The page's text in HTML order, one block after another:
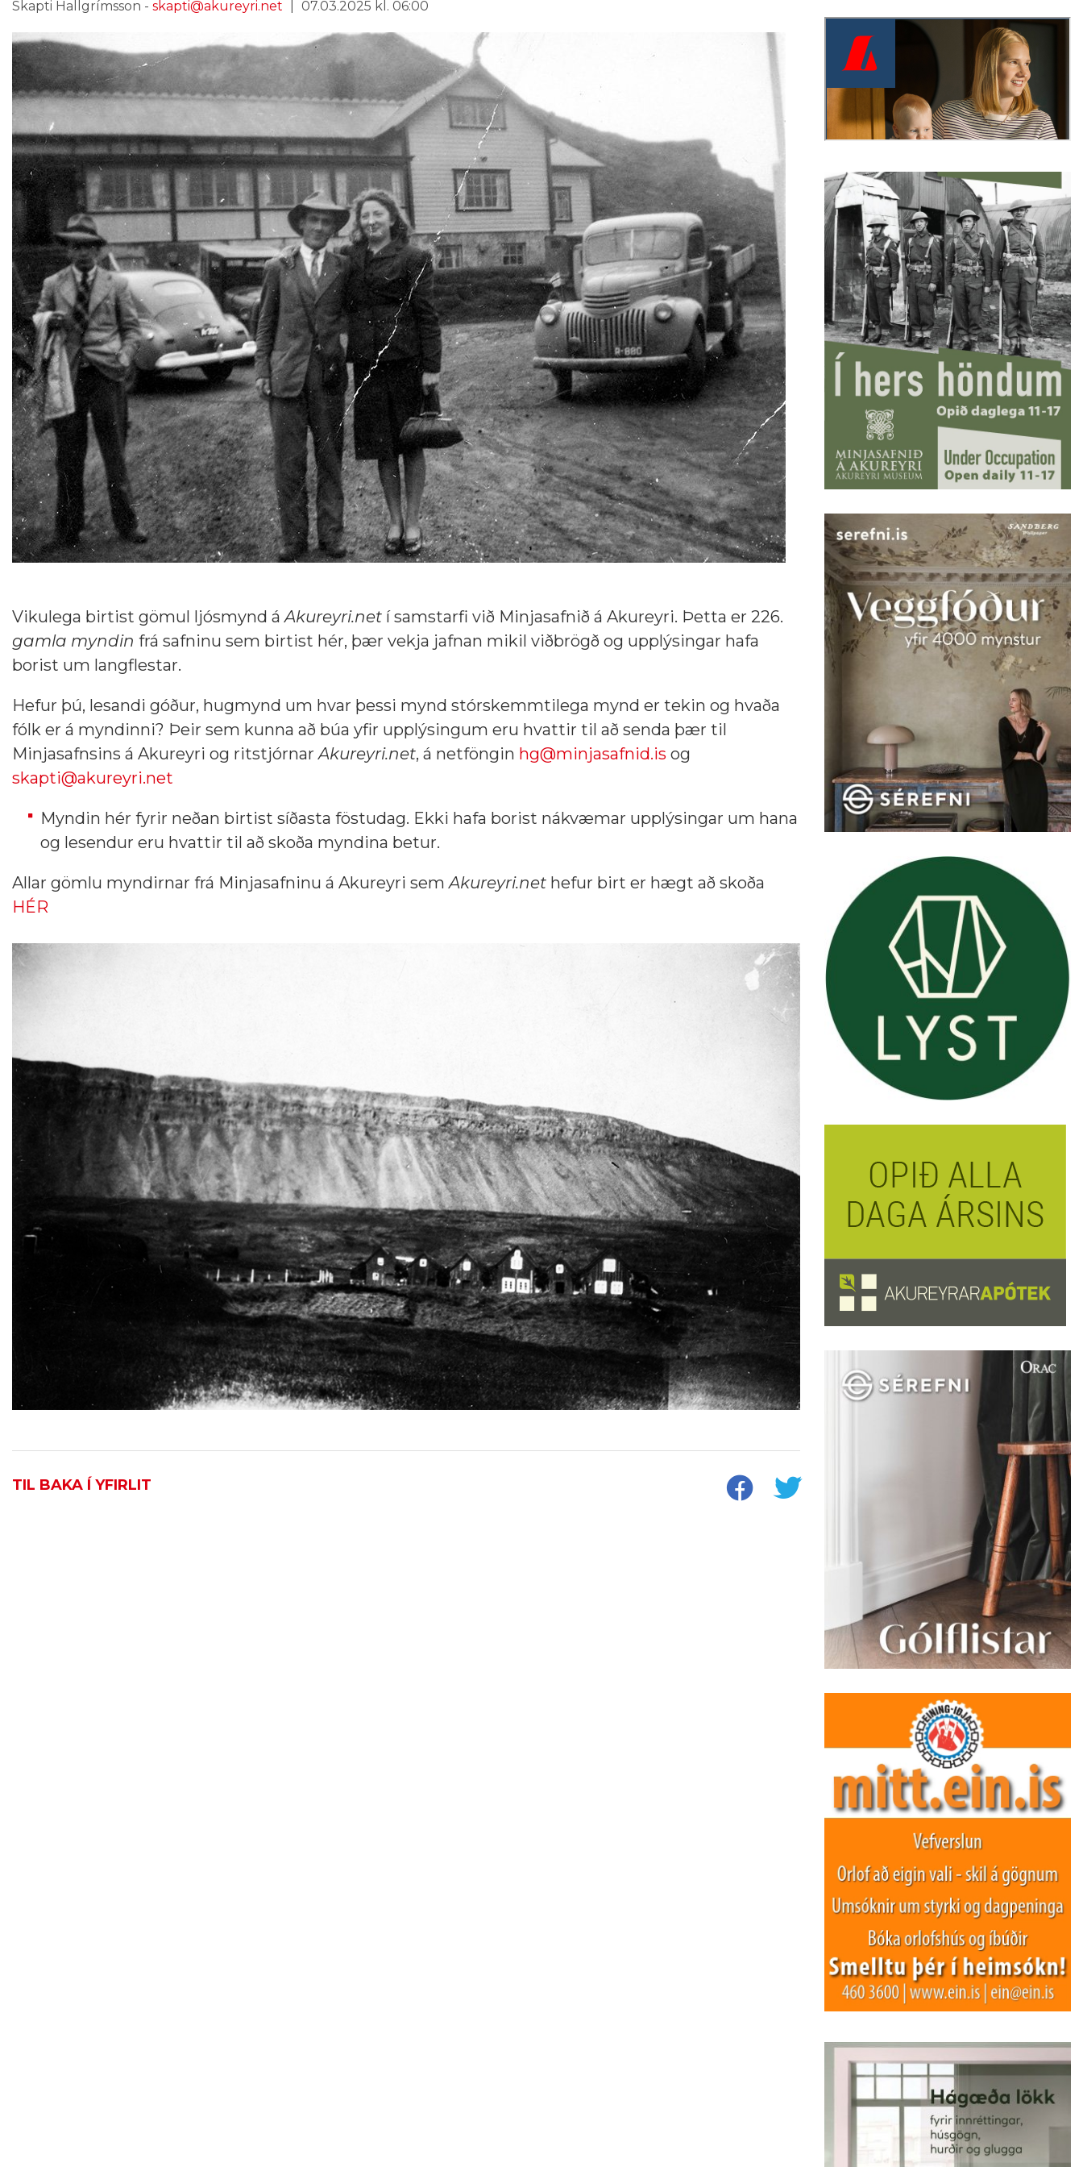
Skapti Hallgrímsson - skapti@akureyri.net 07.03.2025 kl. 06:00
Vikulega birtist gömul ljósmynd áAkureyri.net í samstarfi við Minjasafnið á Akureyri. Þetta er 226.
gamla myndin frá safninu sem birtist hér, þær vekja jafnan mikil viðbrögð og upplýsingar hafa
borist um langflestar.
Hefur þú, lesandi góður, hugmynd um hvar þessi mynd stórskemmtilega mynd er tekin og hvaða
fólk er á myndinni? Þeir sem kunna að búa yfir upplýsingum eru hvattir til að senda þær til
Minjasafnsins á Akureyri og ritstjórnarAkureyri.net, á netföngin hg@minjasafnid.is og
skapti@akureyri.net
Myndin hér fyrir neðan birtist síðasta föstudag. Ekki hafa borist nákvæmar upplýsingar um hana
og lesendur eru hvattir til að skoða myndina betur.
Allar gömlu myndirnar frá Minjasafninu á Akureyri semAkureyri.net hefur birt er hægt að skoða
HÉR
TIL BAKA Í YFIRLIT